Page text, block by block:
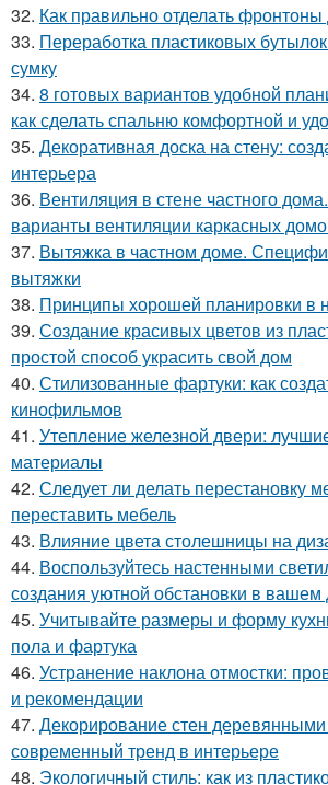
32. Как правильно отделать
33. Переработка пластиковых
сумку
34. 8 готовых вариантов удобной
как сделать спальню комфортной и
35. Декоративная доска на стену:
интерьера
36. Вентиляция в стене частного
варианты вентиляции каркасных
37. Вытяжка в частном доме.
вытяжки
38. Принципы хорошей планировки в
39. Создание красивых цветов из
простой способ украсить свой дом
40. Стилизованные фартуки: как
кинофильмов
41. Утепление железной двери:
материалы
42. Следует ли делать перестановку
переставить мебель
43. Влияние цвета столешницы на
44. Воспользуйтесь настенными
создания уютной обстановки в
45. Учитывайте размеры и форму
пола и фартука
46. Устранение наклона отмостки:
и рекомендации
47. Декорирование стен
современный тренд в интерьере
48. Экологичный стиль: как из